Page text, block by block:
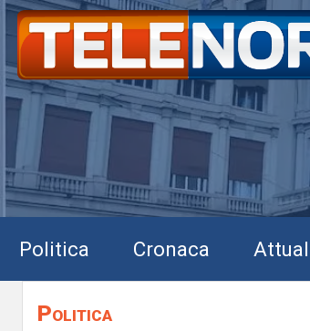
Politica Cronaca
Politica